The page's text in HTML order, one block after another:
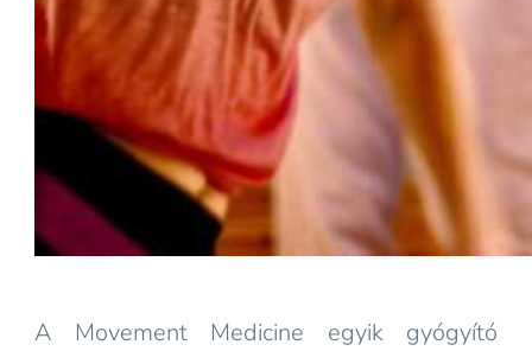
A Movement Medicine egyik gyógyító